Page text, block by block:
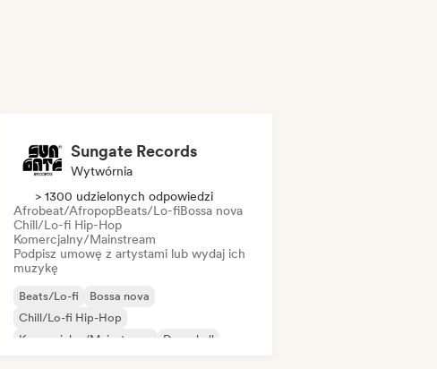
Sungate Records
Wytwórnia
> 1300 udzielonych odpowiedzi
Afrobeat/AfropopBeats/Lo-fiBossa nova
Chill/Lo-fi Hip-Hop
Komercjalny/Mainstream
Podpisz umowę z artystami lub wydaj ich
muzykę
Beats/Lo-fi
Bossa nova
Chill/Lo-fi Hip-Hop
Komercjalny/Mainstream
Dancehall